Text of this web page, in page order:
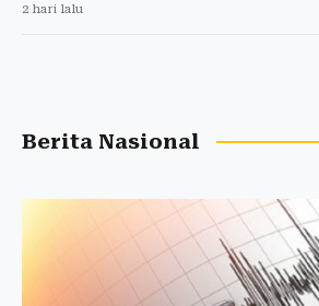
2 hari lalu
Berita Nasional